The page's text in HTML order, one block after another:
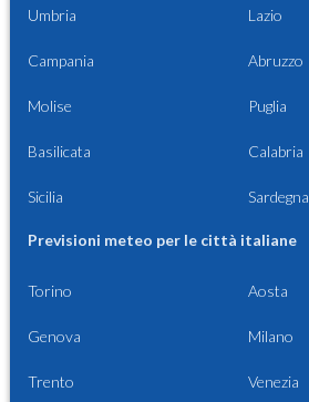
Umbria Lazio
Campania Abruzzo
Molise Puglia
Basilicata Calabria
Sicilia Sardegna
Previsioni meteo per le città italiane
Torino Aosta
Genova Milano
Trento Venezia